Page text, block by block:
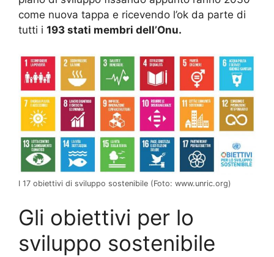
come nuova tappa e ricevendo l’ok da parte di
tutti i 193 stati membri dell’Onu.
I 17 obiettivi di sviluppo sostenibile (Foto: www.unric.org)
Gli obiettivi per lo
sviluppo sostenibile